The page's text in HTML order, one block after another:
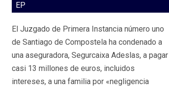
EP
El Juzgado de Primera Instancia número uno
de Santiago de Compostela ha condenado a
una aseguradora, Segurcaixa Adeslas, a pagar
casi 13 millones de euros, incluidos
intereses, a una familia por «negligencia